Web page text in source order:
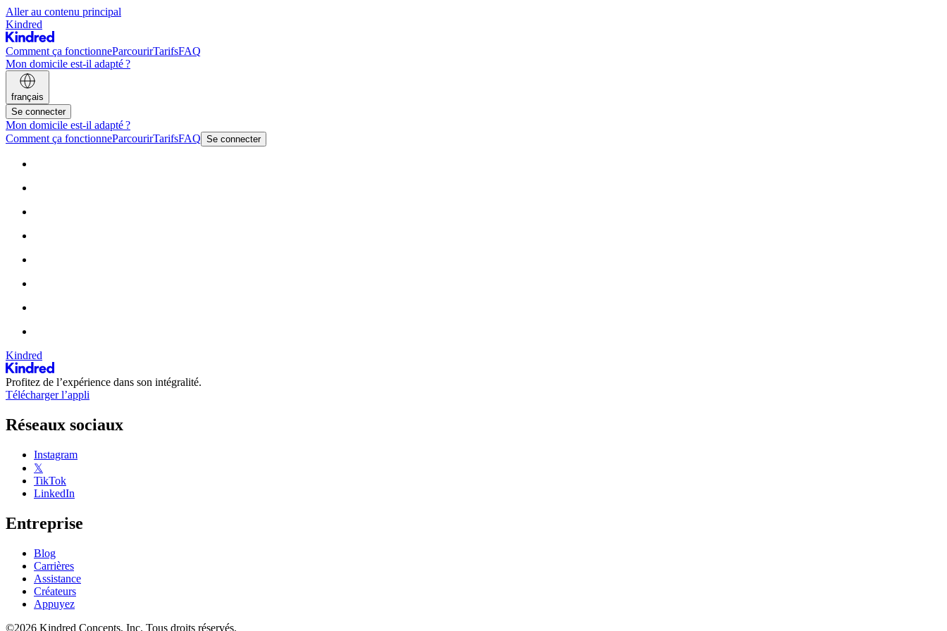
Aller au contenu principal
Kindred
Comment ça fonctionneParcourirTarifsFAQ
Mon domicile est-il adapté ?
français
Se connecter
Mon domicile est-il adapté ?
Comment ça fonctionneParcourirTarifsFAQ Se connecter
Kindred
Profitez de l’expérience dans son intégralité.
Télécharger l’appli
Réseaux sociaux
Instagram
𝕏
TikTok
LinkedIn
Entreprise
Blog
Carrières
Assistance
Créateurs
Appuyez
©2026 Kindred Concepts, Inc. Tous droits réservés.